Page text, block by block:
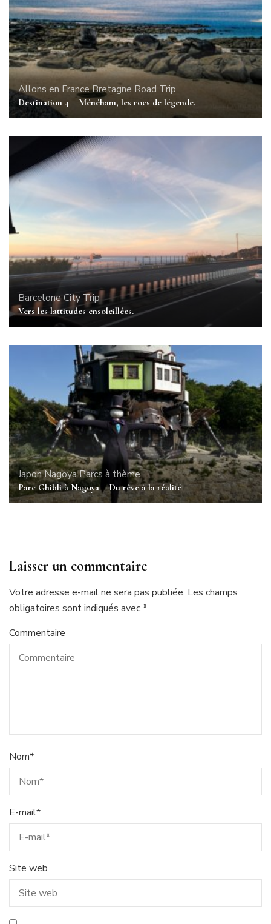
Allons en FranceBretagne Road Trip
Destination 4 – Ménéham, les rocs de légende.
BarceloneCity Trip
Vers les lattitudes ensoleillées.
JaponNagoyaParcs à thème
Parc Ghibli à Nagoya – Du rêve à la réalité
Laisser un commentaire
Votre adresse e-mail ne sera pas publiée. Les champs
obligatoires sont indiqués avec*
Commentaire
Nom*
E-mail*
Site web